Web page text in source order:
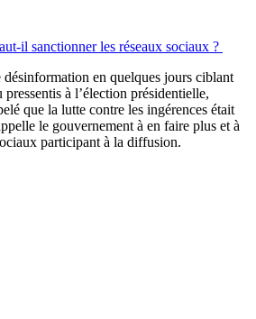
il sanctionner les réseaux sociaux ?
en quelques jours ciblant
pressentis à l’élection présidentielle,
que la lutte contre les ingérences était
le gouvernement à en faire plus et à
participant à la diffusion.